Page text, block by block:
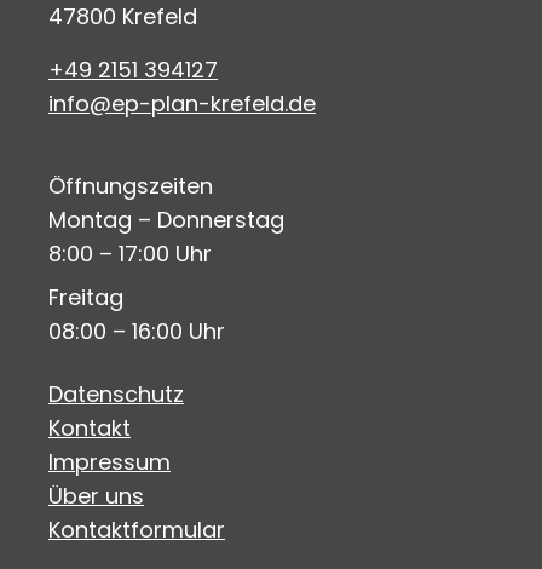
47800 Krefeld
+49 2151 394127
info@ep-plan-krefeld.de
Öffnungszeiten
Montag – Donnerstag
8:00 – 17:00 Uhr
Freitag
08:00 – 16:00 Uhr
Datenschutz
Kontakt
Impressum
Über uns
Kontaktformular